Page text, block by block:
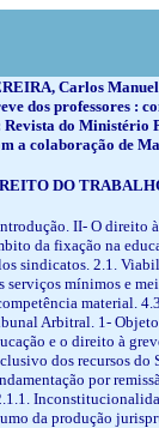
Carlos Manuel
dos professores :
Revista do Ministério
a colaboração de
DO
II- O direito
da fixação na
sindicatos. 2.1.
serviços mínimos e
material.
Arbitral. 1- Objeto
e o direito à
dos recursos do
por
da produção